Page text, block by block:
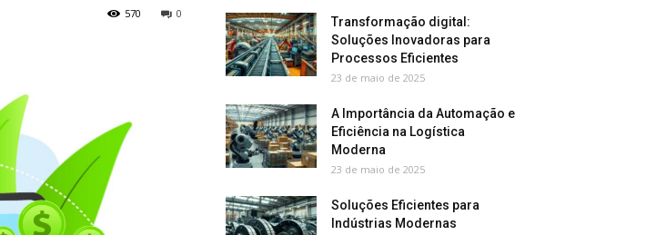
0
570
Transformação digital:
Soluções Inovadoras para
Processos Eficientes
23 de maio de 2025
A Importância da Automação e
Eficiência na Logística
Moderna
23 de maio de 2025
Soluções Eficientes para
Indústrias Modernas